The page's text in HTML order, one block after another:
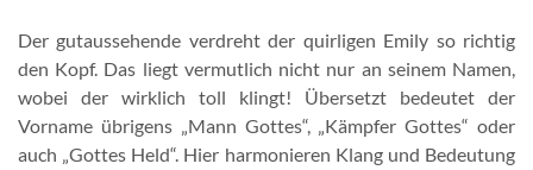
Der gutaussehende verdreht der quirligen Emily so richtig
den Kopf. Das liegt vermutlich nicht nur an seinem Namen,
wobei der wirklich toll klingt! Übersetzt bedeutet der
Vorname übrigens „Mann Gottes“, „Kämpfer Gottes“ oder
auch „Gottes Held“. Hier harmonieren Klang und Bedeutung